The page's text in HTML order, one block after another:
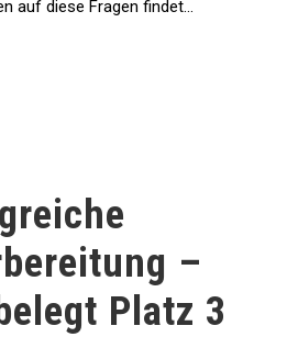
auf diese Fragen findet...
–
Platz 3